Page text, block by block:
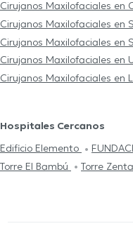
Cirujanos Maxilofaciales en
Cirujanos Maxilofaciales en
Cirujanos Maxilofaciales en
Cirujanos Maxilofaciales en
Cirujanos Maxilofaciales en
Hospitales Cercanos
Edificio Elemento
Torre El Bambú
Torre